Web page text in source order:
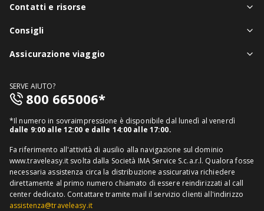
Contatti e risorse
Chi siamo
FAQ
Mappa del sito
Informativa distributore
Consigli
Notizie viaggi
Assicurazione viaggio
Assicurazione viaggio annuale
Assicurazione medico sanitaria
Assicurazione viaggio USA
Assicurazione viaggio Thailandia
Assicurazione viaggio Cuba
SERVE AIUTO?
800 665006*
*Il numero in sovraimpressione è disponibile dal lunedì al venerdì
dalle 9:00 alle 12:00 e dalle 14:00 alle 17:00.
Fa riferimento all'attività di ausilio alla navigazione sul dominio
www.traveleasy.it svolta dalla Società IMA Service S.c.a.r.l. Qualora fosse
necessaria assistenza circa la distribuzione assicurativa richiedere
direttamente al primo numero chiamato di essere reindirizzati al call
center dedicato. Contattare tramite mail il servizio clienti all'indirizzo
assistenza@traveleasy.it